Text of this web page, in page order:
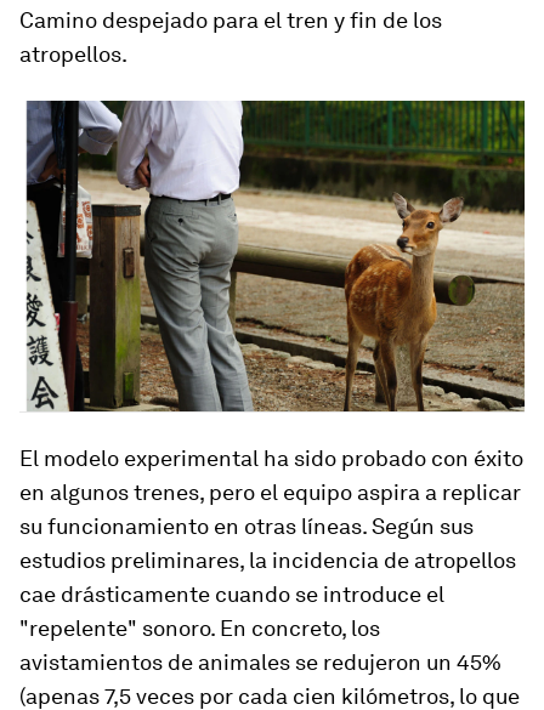
Camino despejado para el tren y fin de los
atropellos.
El modelo experimental ha sido probado con éxito
en algunos trenes, pero el equipo aspira a replicar
su funcionamiento en otras líneas. Según sus
estudios preliminares, la incidencia de atropellos
cae drásticamente cuando se introduce el
"repelente" sonoro. En concreto, los
avistamientos de animales se redujeron un 45%
(apenas 7,5 veces por cada cien kilómetros, lo que